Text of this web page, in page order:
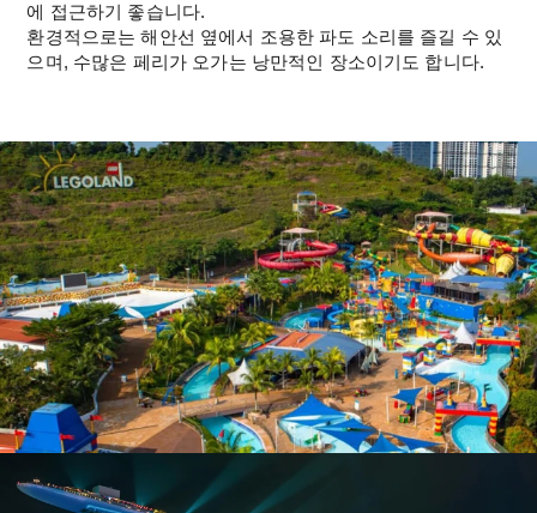
에 접근하기 좋습니다.
환경적으로는 해안선 옆에서 조용한 파도 소리를 즐길 수 있
으며, 수많은 페리가 오가는 낭만적인 장소이기도 합니다.